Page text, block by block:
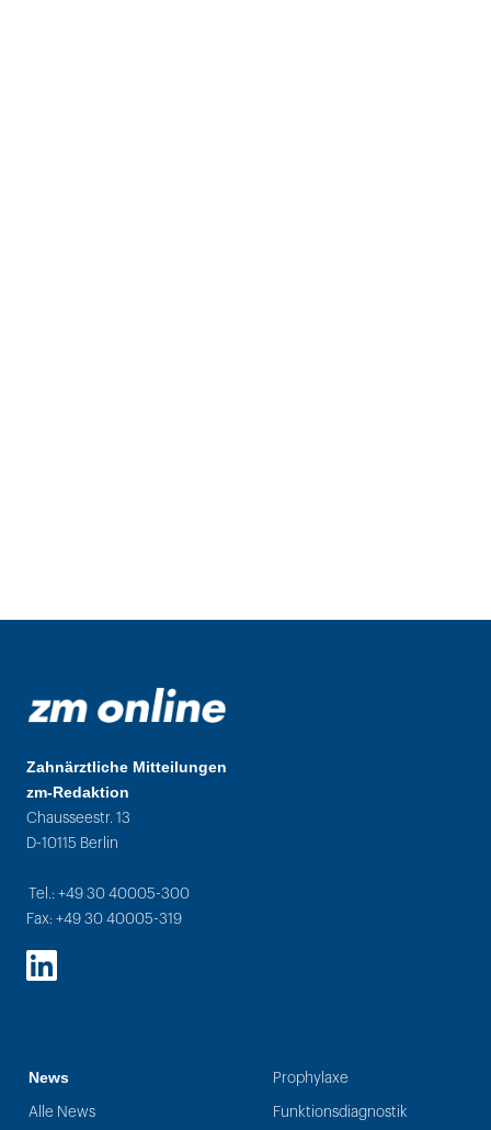
Zahnärztliche Mitteilungen
zm-Redaktion
Chausseestr. 13
D-10115 Berlin
Tel.: +49 30 40005-300
Fax: +49 30 40005-319
LinkedIn
News
Alle News
Prophylaxe
Funktionsdiagnostik